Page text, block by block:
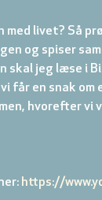
med livet? Så
og spiser
skal jeg læse i
får en snak om
hvorefter vi
https://